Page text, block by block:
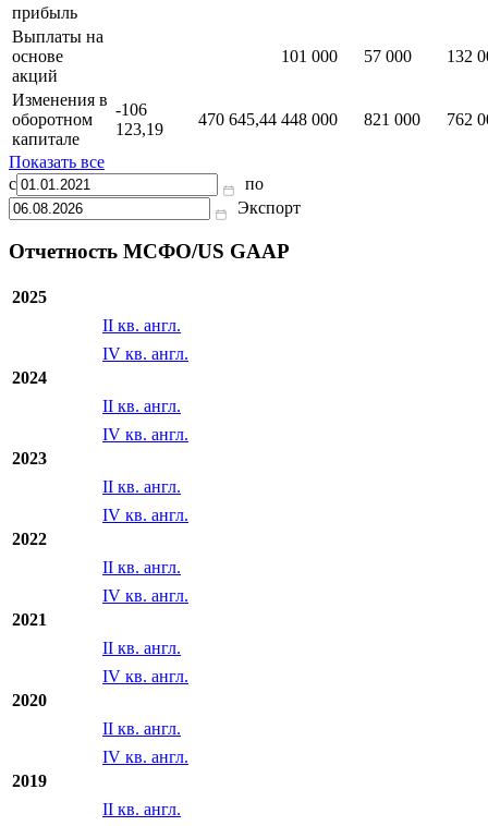
прибыль
Выплаты на
основе
акций
101 000 57 000 132
Изменения в
оборотном
капитале
-106
123,19
470 645,44 448 000 821 000 762
Показать все
с
по
Экспорт
Отчетность МСФО/US GAAP
2025
II кв. англ.
IV кв. англ.
2024
II кв. англ.
IV кв. англ.
2023
II кв. англ.
IV кв. англ.
2022
II кв. англ.
IV кв. англ.
2021
II кв. англ.
IV кв. англ.
2020
II кв. англ.
IV кв. англ.
2019
II кв. англ.